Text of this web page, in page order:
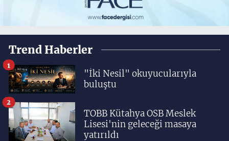
Trend Haberler
"İki Nesil" okuyucularıyla
buluştu
1
TOBB Kütahya OSB Meslek
Lisesi'nin geleceği masaya
yatırıldı
2